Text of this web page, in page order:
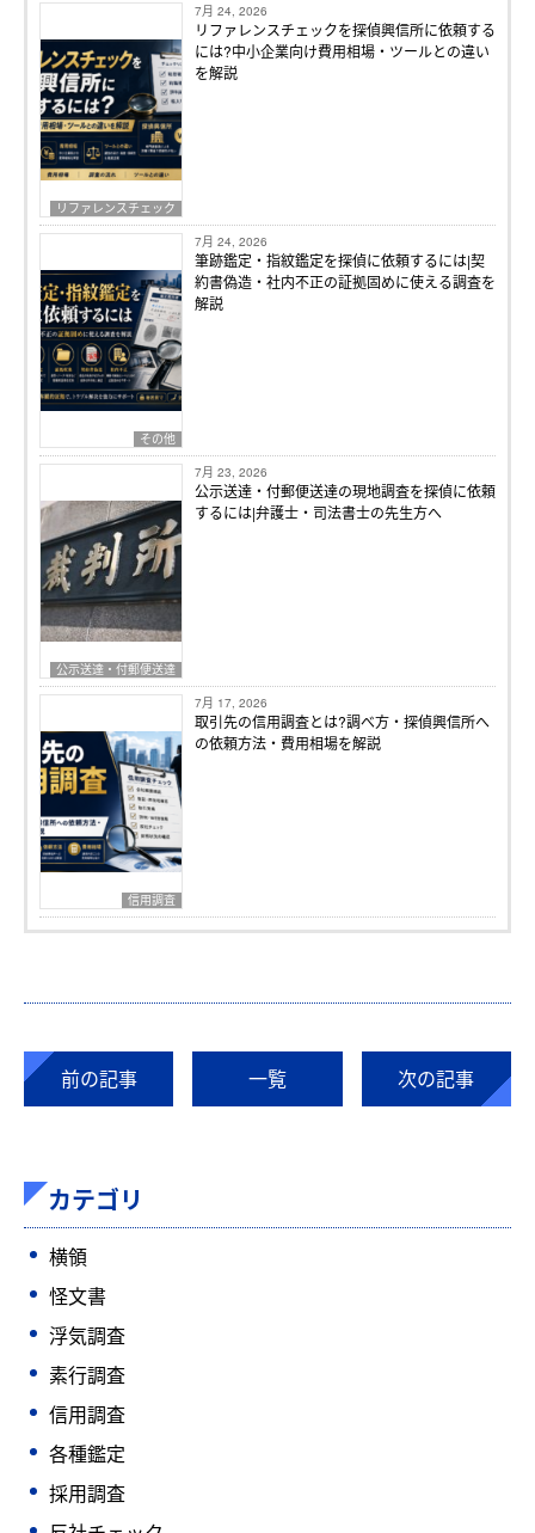
リファレンスチェック
7月 24, 2026
リファレンスチェックを探偵興信所に依頼する
には?中小企業向け費用相場・ツールとの違い
を解説
その他
7月 24, 2026
筆跡鑑定・指紋鑑定を探偵に依頼するには|契
約書偽造・社内不正の証拠固めに使える調査を
解説
公示送達・付郵便送達
7月 23, 2026
公示送達・付郵便送達の現地調査を探偵に依頼
するには|弁護士・司法書士の先生方へ
信用調査
7月 17, 2026
取引先の信用調査とは?調べ方・探偵興信所へ
の依頼方法・費用相場を解説
前の記事 一覧 次の記事
カテゴリ
横領
怪文書
浮気調査
素行調査
信用調査
各種鑑定
採用調査